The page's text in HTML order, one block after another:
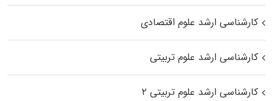
کارشناسی ارشد علوم اقتصادی
کارشناسی ارشد علوم تربیتی
کارشناسی ارشد علوم تربیتی ۲